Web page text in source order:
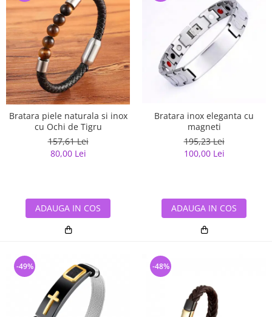
Bratara piele naturala si inox
cu Ochi de Tigru
157,61 Lei
80,00 Lei
ADAUGA IN COS
Bratara inox eleganta cu
magneti
195,23 Lei
100,00 Lei
ADAUGA IN COS
-49% -48%